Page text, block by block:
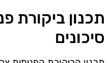
תכנון ביקורת
סיכונים